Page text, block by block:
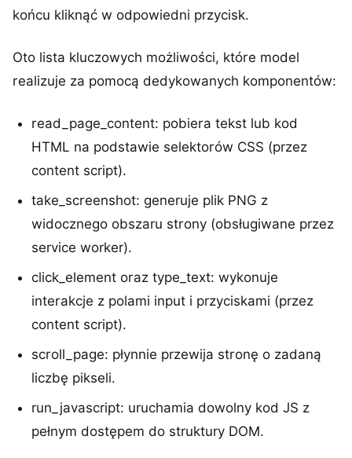
końcu kliknąć w odpowiedni przycisk.
Oto lista kluczowych możliwości, które model
realizuje za pomocą dedykowanych komponentów:
read_page_content: pobiera tekst lub kod
HTML na podstawie selektorów CSS (przez
content script).
take_screenshot: generuje plik PNG z
widocznego obszaru strony (obsługiwane przez
service worker).
click_element oraz type_text: wykonuje
interakcje z polami input i przyciskami (przez
content script).
scroll_page: płynnie przewija stronę o zadaną
liczbę pikseli.
run_javascript: uruchamia dowolny kod JS z
pełnym dostępem do struktury DOM.